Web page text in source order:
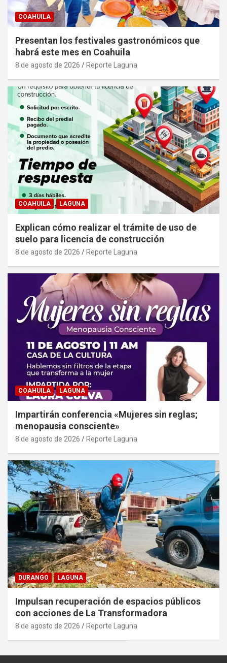
COAHUILA
Presentan los festivales gastronómicos que
habrá este mes en Coahuila
8 de agosto de 2026 Reporte Laguna
COAHUILA LAGUNA
Explican cómo realizar el trámite de uso de
suelo para licencia de construcción
8 de agosto de 2026 Reporte Laguna
COAHUILA LAGUNA
Impartirán conferencia «Mujeres sin reglas;
menopausia consciente»
8 de agosto de 2026 Reporte Laguna
DURANGO LAGUNA
Impulsan recuperación de espacios públicos
con acciones de La Transformadora
8 de agosto de 2026 Reporte Laguna